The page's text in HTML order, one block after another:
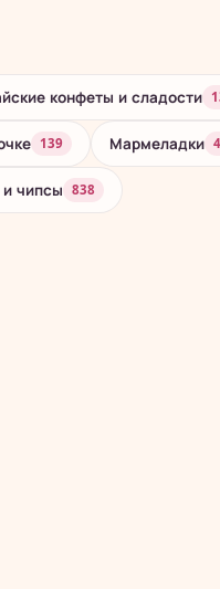
конфеты и сладости
139 Мармеладки
и чипсы 838